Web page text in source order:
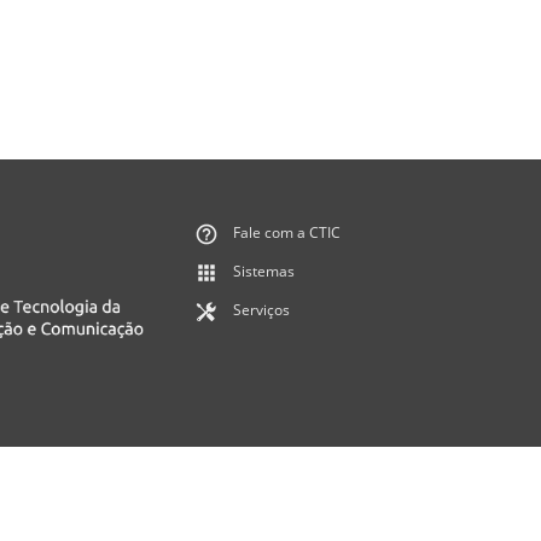
Fale com a CTIC
Sistemas
Serviços